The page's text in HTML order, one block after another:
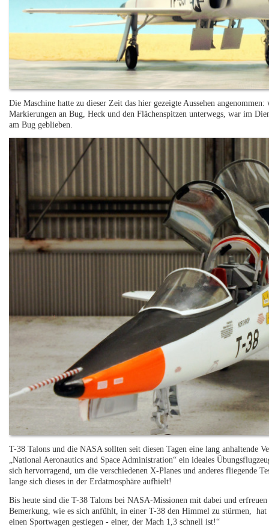
Die Maschine hatte zu dieser Zeit das hier gezeigte Aussehen
Markierungen an Bug, Heck und den Flächenspitzen unterwegs, war im
am Bug geblieben.
T-38 Talons und die NASA sollten seit diesen Tagen eine lang anhaltende
„National Aeronautics and Space Administration“ ein ideales
sich hervorragend, um die verschiedenen X-Planes und anderes fliegende
lange sich dieses in der Erdatmosphäre aufhielt!
Bis heute sind die T-38 Talons bei NASA-Missionen mit dabei und
Bemerkung, wie es sich anfühlt, in einer T-38 den Himmel zu stürmen,
einen Sportwagen gestiegen - einer, der Mach 1,3 schnell ist!“